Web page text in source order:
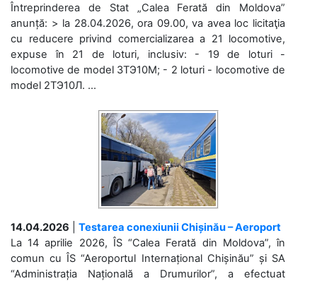
Întreprinderea de Stat „Calea Ferată din Moldova”
anunță: > la 28.04.2026, ora 09.00, va avea loc licitaţia
cu reducere privind comercializarea a 21 locomotive,
expuse în 21 de loturi, inclusiv: - 19 de loturi -
locomotive de model 3ТЭ10М; - 2 loturi - locomotive de
model 2ТЭ10Л. ...
14.04.2026
Testarea conexiunii Chișinău – Aeroport
La 14 aprilie 2026, ÎS “Calea Ferată din Moldova”, în
comun cu ÎS “Aeroportul Internațional Chișinău” și SA
“Administrația Națională a Drumurilor”, a efectuat